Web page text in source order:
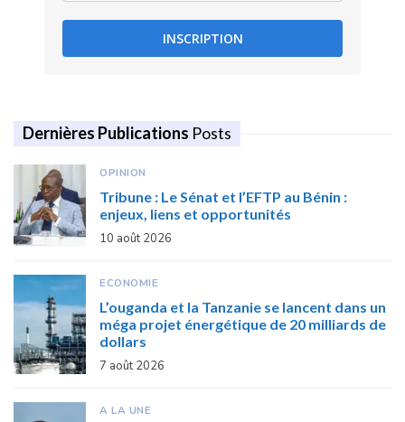
INSCRIPTION
Dernières Publications Posts
OPINION
Tribune : Le Sénat et l’EFTP au Bénin :
enjeux, liens et opportunités
10 août 2026
ECONOMIE
L’ouganda et la Tanzanie se lancent dans un
méga projet énergétique de 20 milliards de
dollars
7 août 2026
A LA UNE